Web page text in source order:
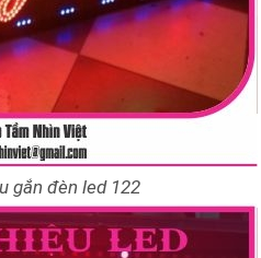
gắn đèn led 122